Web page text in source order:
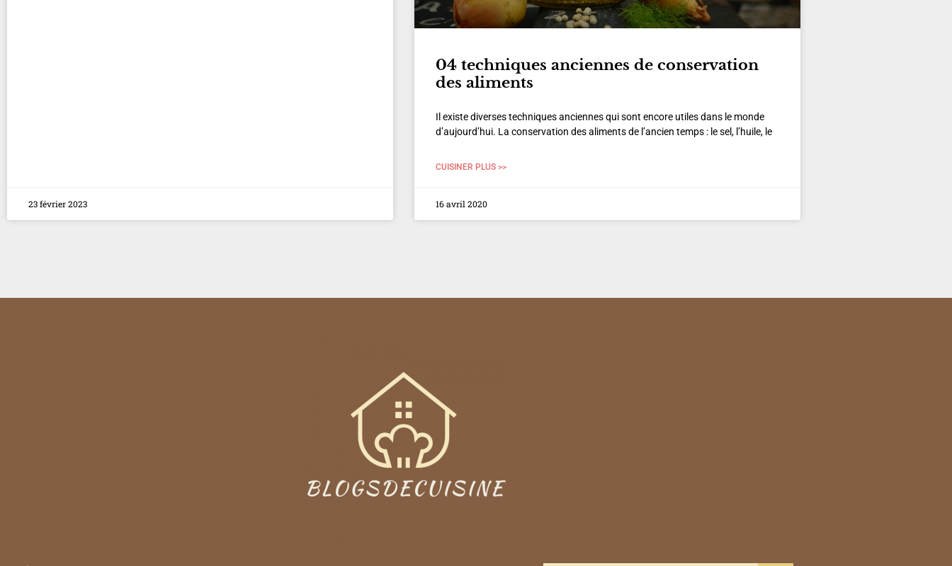
23 février 2023
04 techniques anciennes de conservation
des aliments
Il existe diverses techniques anciennes qui sont encore utiles dans le monde
d’aujourd’hui. La conservation des aliments de l’ancien temps : le sel, l’huile, le
CUISINER PLUS >>
16 avril 2020